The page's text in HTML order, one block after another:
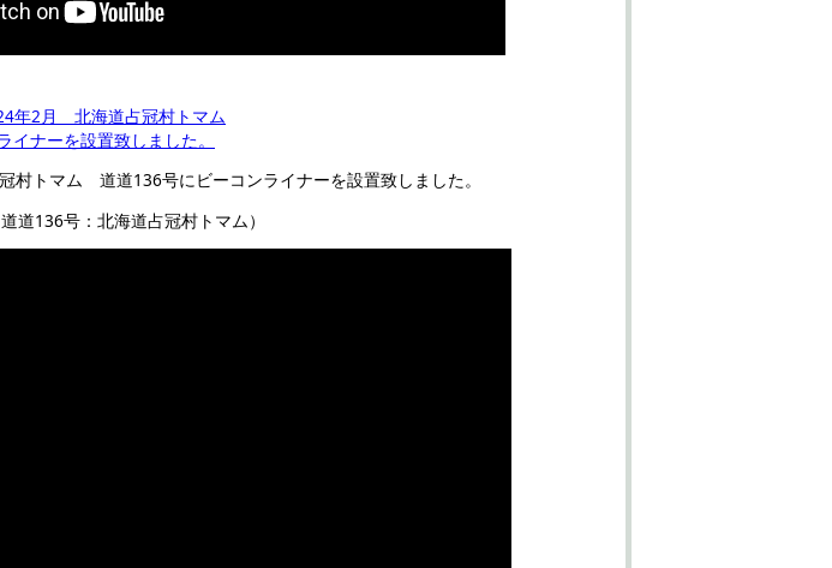
年2月 北海道占冠村トマム
ナーを設置致しました。
トマム 道道136号にビーコンライナーを設置致しました。
道136号：北海道占冠村トマム）